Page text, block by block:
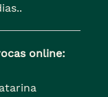
online: